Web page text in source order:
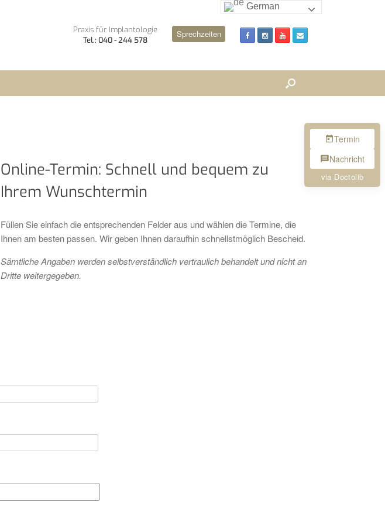
Praxis für Implantologie
Tel.: 040 - 244 578
Sprechzeiten
Online-Termin: Schnell und bequem zu
Ihrem Wunschtermin
Füllen Sie einfach die entsprechenden Felder aus und wählen die Termine, die
Ihnen am besten passen. Wir geben Ihnen daraufhin schnellstmöglich Bescheid.
Sämtliche Angaben werden selbstverständlich vertraulich behandelt und nicht an
Dritte weitergegeben.
Termin
Nachricht
via Doctolib
German